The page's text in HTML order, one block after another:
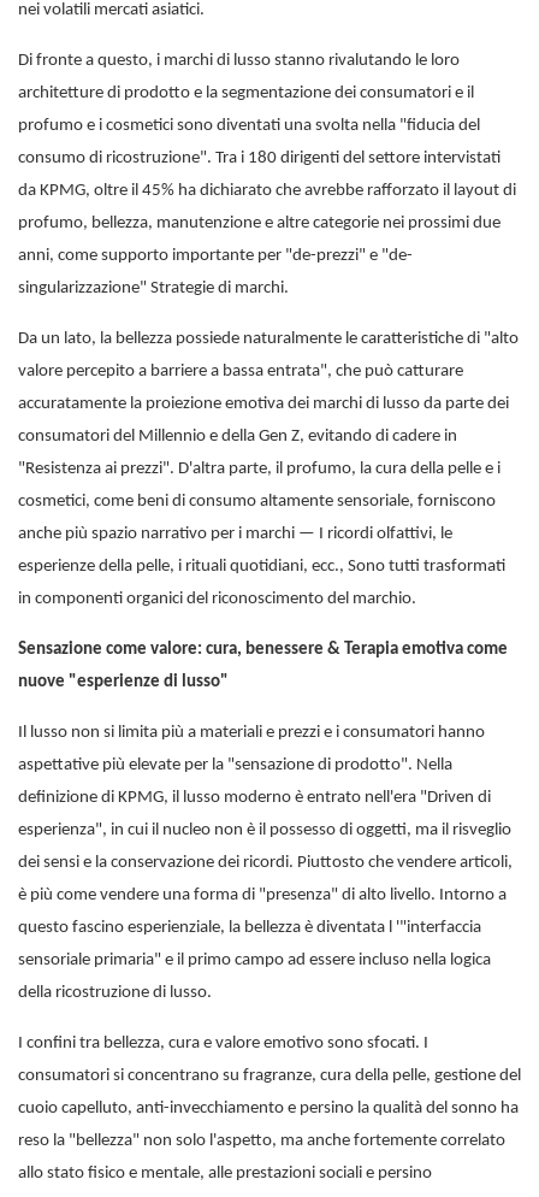
nei volatili mercati asiatici.
Di fronte a questo, i marchi di lusso stanno rivalutando le loro
architetture di prodotto e la segmentazione dei consumatori e il
profumo e i cosmetici sono diventati una svolta nella "fiducia del
consumo di ricostruzione". Tra i 180 dirigenti del settore intervistati
da KPMG, oltre il 45% ha dichiarato che avrebbe rafforzato il layout di
profumo, bellezza, manutenzione e altre categorie nei prossimi due
anni, come supporto importante per "de-prezzi" e "de-
singularizzazione" Strategie di marchi.
Da un lato, la bellezza possiede naturalmente le caratteristiche di "alto
valore percepito a barriere a bassa entrata", che può catturare
accuratamente la proiezione emotiva dei marchi di lusso da parte dei
consumatori del Millennio e della Gen Z, evitando di cadere in
"Resistenza ai prezzi". D'altra parte, il profumo, la cura della pelle e i
cosmetici, come beni di consumo altamente sensoriale, forniscono
anche più spazio narrativo per i marchi — I ricordi olfattivi, le
esperienze della pelle, i rituali quotidiani, ecc., Sono tutti trasformati
in componenti organici del riconoscimento del marchio.
Sensazione come valore: cura, benessere & Terapia emotiva come
nuove "esperienze di lusso"
Il lusso non si limita più a materiali e prezzi e i consumatori hanno
aspettative più elevate per la "sensazione di prodotto". Nella
definizione di KPMG, il lusso moderno è entrato nell'era "Driven di
esperienza", in cui il nucleo non è il possesso di oggetti, ma il risveglio
dei sensi e la conservazione dei ricordi. Piuttosto che vendere articoli,
è più come vendere una forma di "presenza" di alto livello. Intorno a
questo fascino esperienziale, la bellezza è diventata l '"interfaccia
sensoriale primaria" e il primo campo ad essere incluso nella logica
della ricostruzione di lusso.
I confini tra bellezza, cura e valore emotivo sono sfocati. I
consumatori si concentrano su fragranze, cura della pelle, gestione del
cuoio capelluto, anti-invecchiamento e persino la qualità del sonno ha
reso la "bellezza" non solo l'aspetto, ma anche fortemente correlato
allo stato fisico e mentale, alle prestazioni sociali e persino